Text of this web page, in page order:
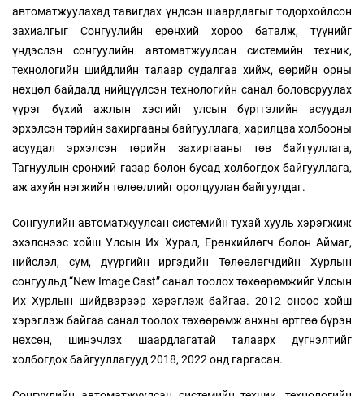
автоматжуулахад тавигдах үндсэн шаардлагыг тодорхойлсон
захиалгыг Сонгуулийн ерөнхий хороо баталж, түүнийг
үндэслэн сонгуулийн автоматжуулсан системийн техник,
технологийн шийдлийн талаар судалгаа хийж, өөрийн орны
нөхцөл байдалд нийцүүлсэн технологийн санал боловсруулах
үүрэг бүхий ажлын хэсгийг улсын бүртгэлийн асуудал
эрхэлсэн төрийн захиргааны байгууллага, харилцаа холбооны
асуудал эрхэлсэн төрийн захиргааны төв байгууллага,
Тагнуулын ерөнхий газар болон бусад холбогдох байгууллага,
аж ахуйн нэгжийн төлөөллийг оролцуулан байгуулдаг.
Сонгуулийн автоматжуулсан системийн тухай хууль хэрэгжиж
эхэлснээс хойш Улсын Их Хурал, Ерөнхийлөгч болон Аймаг,
нийслэл, сум, дүүргийн иргэдийн Төлөөлөгчдийн Хурлын
сонгуульд “New Image Cast” санал тоолох төхөөрөмжийг Улсын
Их Хурлын шийдвэрээр хэрэглэж байгаа. 2012 оноос хойш
хэрэглэж байгаа санал тоолох төхөөрөмж анхны өртгөө бүрэн
нөхсөн, шинэчлэх шаардлагатай талаарх дүгнэлтийг
холбогдох байгууллагууд 2018, 2022 онд гаргасан.